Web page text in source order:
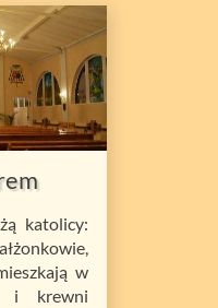
katolicy:
w
i krewni